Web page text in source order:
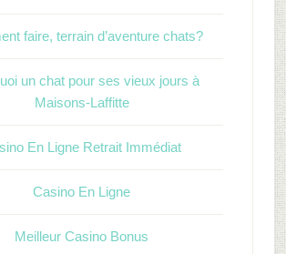
faire, terrain d’aventure chats?
un chat pour ses vieux jours à
Maisons-Laffitte
En Ligne Retrait Immédiat
Casino En Ligne
Meilleur Casino Bonus